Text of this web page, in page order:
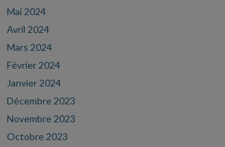
Mai 2024
Avril 2024
Mars 2024
Février 2024
Janvier 2024
Décembre 2023
Novembre 2023
Octobre 2023